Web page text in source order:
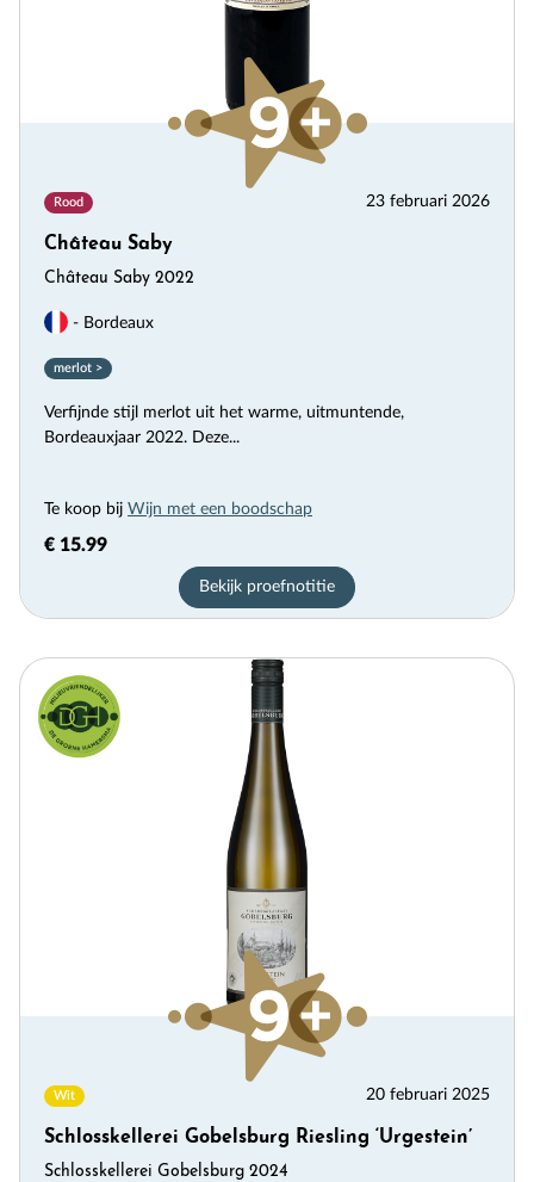
Rood 23 februari 2026
Château Saby
Château Saby 2022
- Bordeaux
merlot >
Verfijnde stijl merlot uit het warme, uitmuntende,
Bordeauxjaar 2022. Deze...
Te koop bij Wijn met een boodschap
€ 15.99
Bekijk proefnotitie
Wit 20 februari 2025
Schlosskellerei Gobelsburg Riesling ‘Urgestein’
Schlosskellerei Gobelsburg 2024